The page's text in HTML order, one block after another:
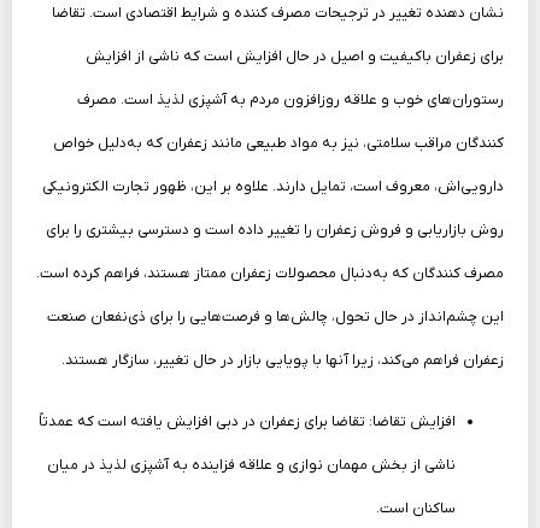
نشان دهنده تغییر در ترجیحات مصرف کننده و شرایط اقتصادی است. تقاضا
برای زعفران باکیفیت و اصیل در حال افزایش است که ناشی از افزایش
رستوران‌های خوب و علاقه روزافزون مردم به آشپزی لذیذ است. مصرف
کنندگان مراقب سلامتی، نیز به مواد طبیعی مانند زعفران که به‌دلیل خواص
دارویی‌اش، معروف است، تمایل دارند. علاوه بر این، ظهور تجارت الکترونیکی
روش بازاریابی و فروش زعفران را تغییر داده است و دسترسی بیشتری را برای
مصرف کنندگان که به‌دنبال محصولات زعفران ممتاز هستند، فراهم کرده است.
این چشم‌انداز در حال تحول، چالش‌ها و فرصت‌هایی را برای ذی‌نفعان صنعت
زعفران فراهم می‌کند، زیرا آنها با پویایی بازار در حال تغییر، سازگار هستند.
افزایش تقاضا: تقاضا برای زعفران در دبی افزایش یافته است که عمدتاً
ناشی از بخش مهمان نوازی و علاقه فزاینده به آشپزی لذیذ در میان
ساکنان است.